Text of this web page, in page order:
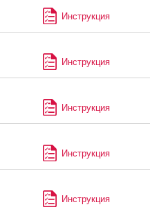
Инструкция
Инструкция
Инструкция
Инструкция
Инструкция